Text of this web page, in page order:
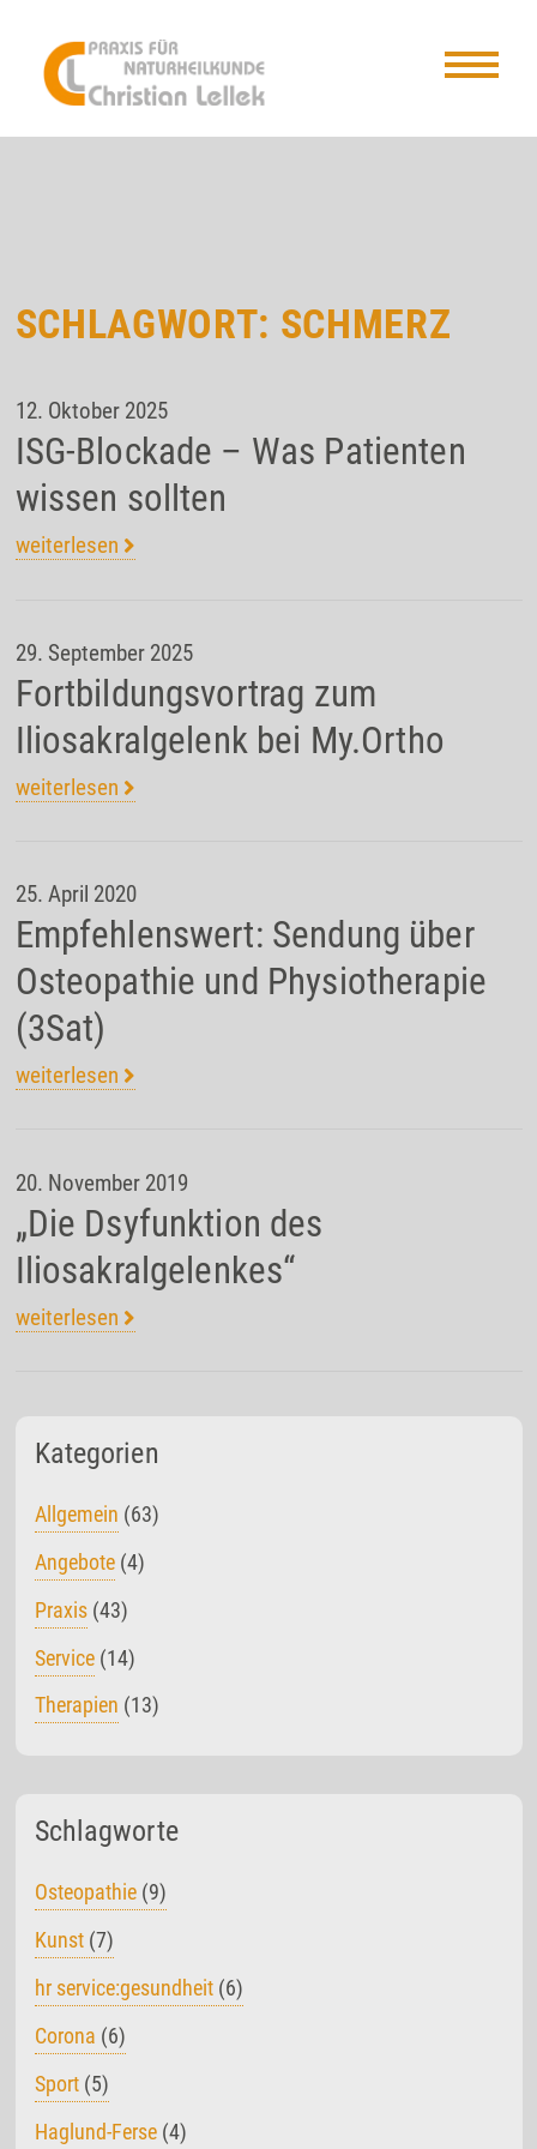
SCHLAGWORT: SCHMERZ
12. Oktober 2025
ISG-Blockade – Was Patienten
wissen sollten
weiterlesen
29. September 2025
Fortbildungsvortrag zum
Iliosakralgelenk bei My.Ortho
weiterlesen
25. April 2020
Empfehlenswert: Sendung über
Osteopathie und Physiotherapie
(3Sat)
weiterlesen
20. November 2019
„Die Dsyfunktion des
Iliosakralgelenkes“
weiterlesen
Kategorien
Allgemein (63)
Angebote(4)
Praxis(43)
Service(14)
Therapien (13)
Schlagworte
Osteopathie (9)
Kunst (7)
hr service:gesundheit (6)
Corona (6)
Sport (5)
Haglund-Ferse (4)